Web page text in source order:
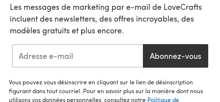
Les messages de marketing par e-mail de LoveCrafts
incluent des newsletters, des offres incroyables, des
modèles gratuits et plus encore.
Abonnez-vous
Vous pouvez vous désinscrire en cliquant sur le lien de désinscription
figurant dans tout courriel. Pour en savoir plus sur la manière dont nous
utilisons vos données personnelles, consultez notre Politique de